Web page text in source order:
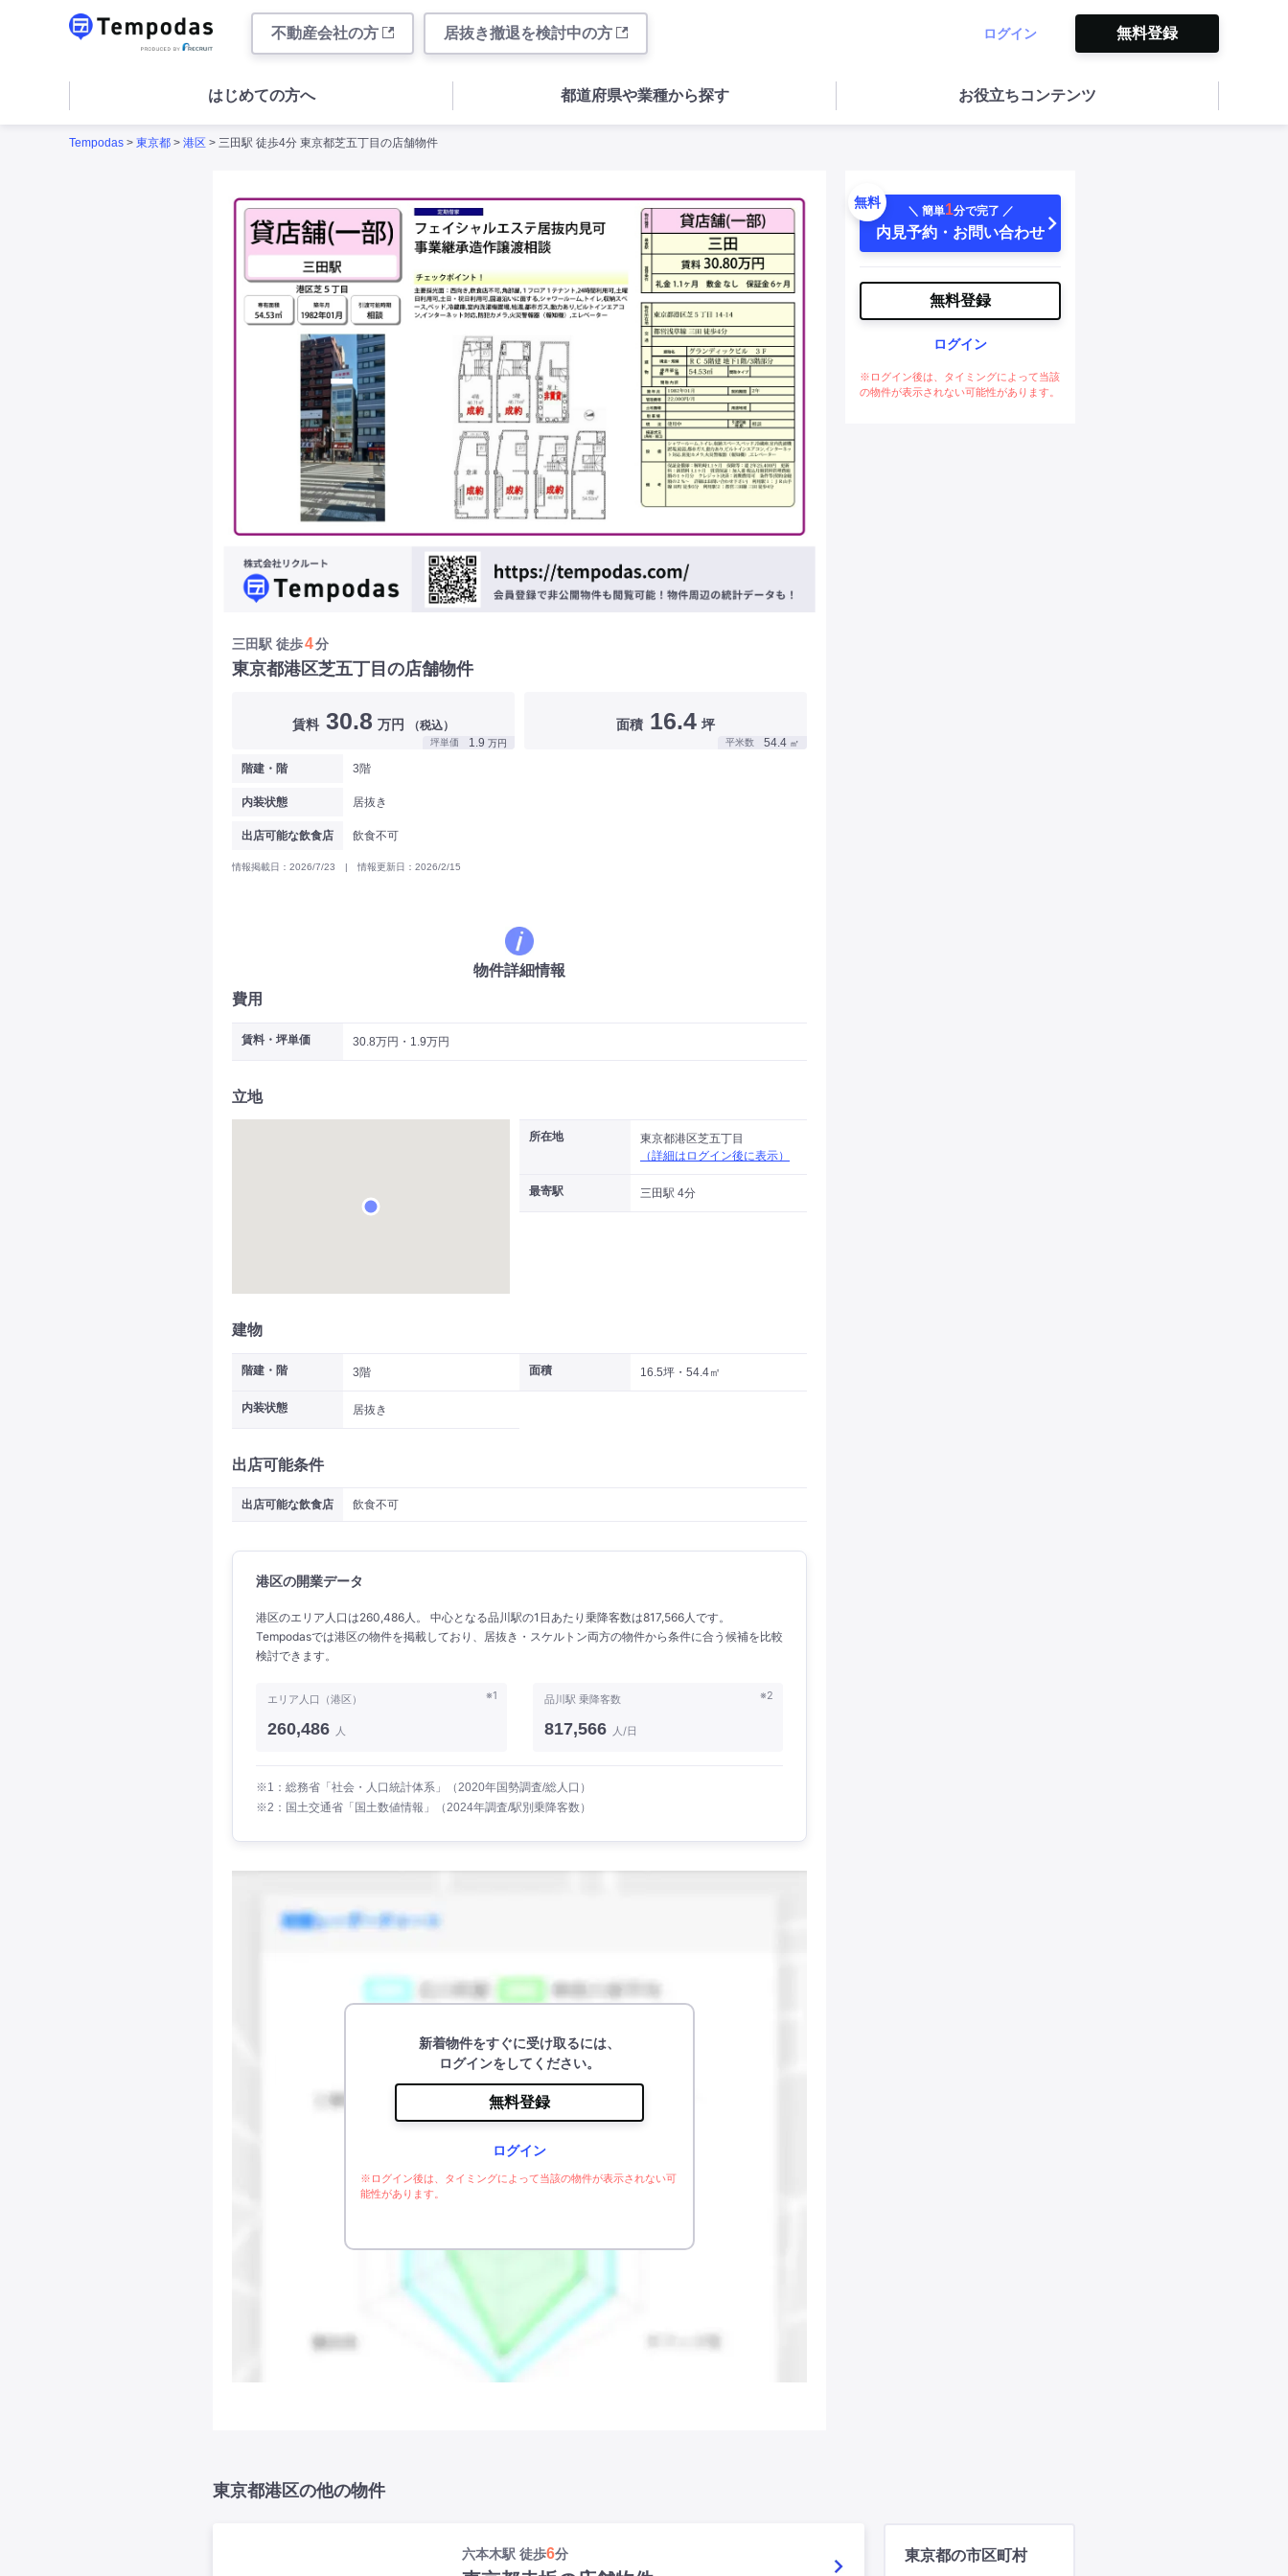
不動産会社の方 居抜き撤退を検討中の方 ログイン 無料登録
はじめての方へ 都道府県や業種から探す お役立ちコンテンツ
Tempodas > 東京都 > 港区 > 三田駅 徒歩4分 東京都芝五丁目の店舗物件
三田駅 徒歩4分
東京都港区芝五丁目の店舗物件
賃料 30.8 万円 （税込）
坪単価 1.9 万円
面積 16.4 坪
平米数 54.4 ㎡
階建・階 3階
内装状態 居抜き
出店可能な飲食店 飲食不可
情報掲載日：2026/7/23 | 情報更新日：2026/2/15
物件詳細情報
費用
賃料・坪単価 30.8万円・1.9万円
立地
所在地
東京都港区芝五丁目
（詳細はログイン後に表示）
最寄駅 三田駅 4分
建物
階建・階 3階 面積 16.5坪・54.4㎡
内装状態 居抜き
出店可能条件
出店可能な飲食店 飲食不可
港区の開業データ
港区のエリア人口は260,486人。 中心となる品川駅の1日あたり乗降客数は817,566人です。
Tempodasでは港区の物件を掲載しており、居抜き・スケルトン両方の物件から条件に合う候補を比較
検討できます。
※1
エリア人口（港区）
260,486 人
※2
品川駅 乗降客数
817,566 人/日
※1：総務省「社会・人口統計体系」（2020年国勢調査/総人口）
※2：国土交通省「国土数値情報」（2024年調査/駅別乗降客数）
新着物件をすぐに受け取るには、
ログインをしてください。
無料登録
ログイン
※ログイン後は、タイミングによって当該の物件が表示されない可
能性があります。
無料
＼ 簡単1分で完了 ／
内見予約・お問い合わせ
無料登録
ログイン
※ログイン後は、タイミングによって当該
の物件が表示されない可能性があります。
東京都港区の他の物件
六本木駅 徒歩6分 東京都の市区町村